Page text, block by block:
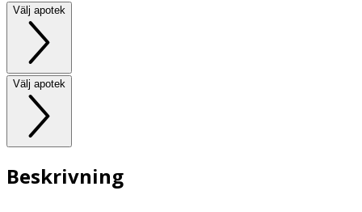
Välj apotek
Välj apotek
Beskrivning